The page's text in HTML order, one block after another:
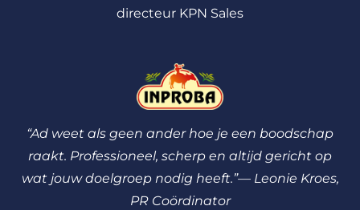
directeur KPN Sales
“Ad weet als geen ander hoe je een boodschap
raakt. Professioneel, scherp en altijd gericht op
wat jouw doelgroep nodig heeft.”— Leonie Kroes,
PR Coördinator